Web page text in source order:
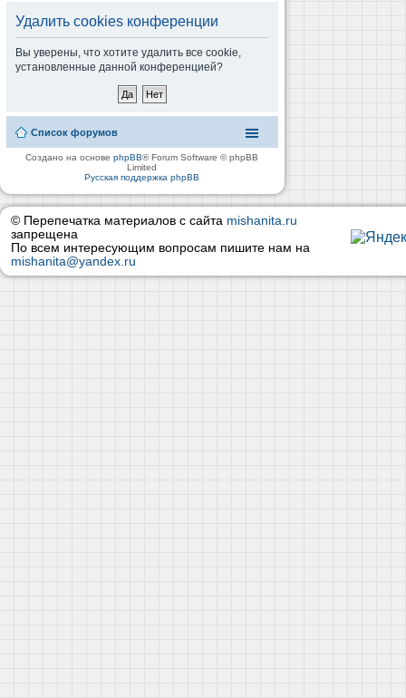
Удалить cookies конференции
Вы уверены, что хотите удалить все cookie,
установленные данной конференцией?
Список форумов
Создано на основеphpBB® Forum Software © phpBB
Limited
Русская поддержка phpBB
© Перепечатка материалов с сайта mishanita.ru
запрещена
По всем интересующим вопросам пишите нам на
mishanita@yandex.ru